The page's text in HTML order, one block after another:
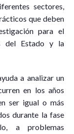
sectores,
que deben
para el
del Estado y la
a analizar un
en los años
ser igual o más
durante la fase
a problemas